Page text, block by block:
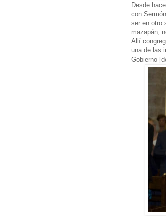
Desde
con
ser en otro
mazapán,
Allí
una de las
Gobierno